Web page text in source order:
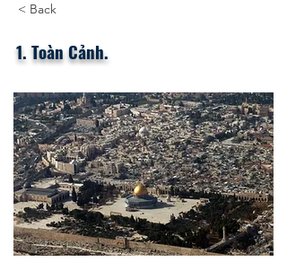
< Back
1. Toàn Cảnh.